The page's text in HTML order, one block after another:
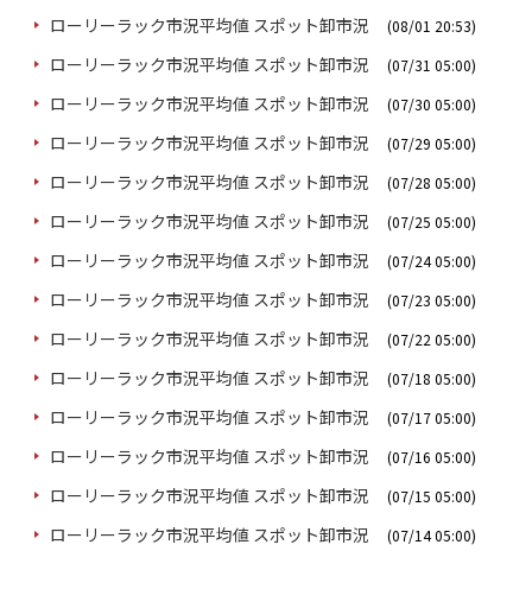
ローリーラック市況平均値 スポット卸市況 (08/01 20:53)
ローリーラック市況平均値 スポット卸市況 (07/31 05:00)
ローリーラック市況平均値 スポット卸市況 (07/30 05:00)
ローリーラック市況平均値 スポット卸市況 (07/29 05:00)
ローリーラック市況平均値 スポット卸市況 (07/28 05:00)
ローリーラック市況平均値 スポット卸市況 (07/25 05:00)
ローリーラック市況平均値 スポット卸市況 (07/24 05:00)
ローリーラック市況平均値 スポット卸市況 (07/23 05:00)
ローリーラック市況平均値 スポット卸市況 (07/22 05:00)
ローリーラック市況平均値 スポット卸市況 (07/18 05:00)
ローリーラック市況平均値 スポット卸市況 (07/17 05:00)
ローリーラック市況平均値 スポット卸市況 (07/16 05:00)
ローリーラック市況平均値 スポット卸市況 (07/15 05:00)
ローリーラック市況平均値 スポット卸市況 (07/14 05:00)